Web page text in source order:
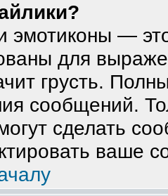
эмотиконы —
для
грусть.
сообщений.
сделать
ваше